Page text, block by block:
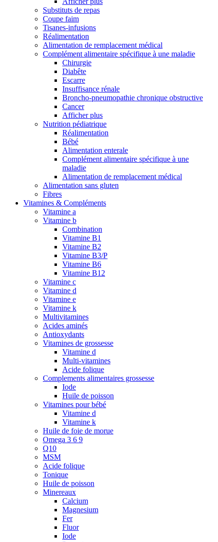
Substituts de repas
Coupe faim
Tisanes-infusions
Réalimentation
Alimentation de remplacement médical
Complément alimentaire spécifique à une maladie
Chirurgie
Diabête
Escarre
Insuffisance rénale
Broncho-pneumopathie chronique obstructive
Cancer
Afficher plus
Nutrition pédiatrique
Réalimentation
Bébé
Alimentation enterale
Complément alimentaire spécifique à une
maladie
Alimentation de remplacement médical
Alimentation sans gluten
Fibres
Vitamines & Compléments
Vitamine a
Vitamine b
Combination
Vitamine B1
Vitamine B2
Vitamine B3/P
Vitamine B6
Vitamine B12
Vitamine c
Vitamine d
Vitamine e
Vitamine k
Multivitamines
Acides aminés
Antioxydants
Vitamines de grossesse
Vitamine d
Multi-vitamines
Acide folique
Complements alimentaires grossesse
Iode
Huile de poisson
Vitamines pour bébé
Vitamine d
Vitamine k
Huile de foie de morue
Omega 3 6 9
Q10
MSM
Acide folique
Tonique
Huile de poisson
Minereaux
Calcium
Magnesium
Fer
Fluor
Iode